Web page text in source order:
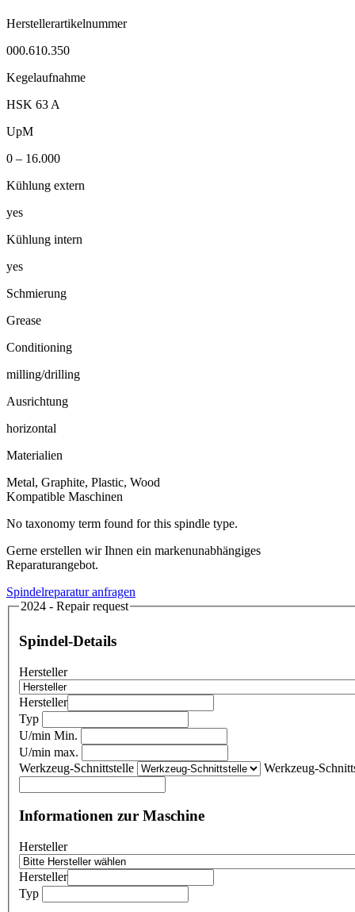
Herstellerartikelnummer
000.610.350
Kegelaufnahme
HSK 63 A
UpM
0 – 16.000
Kühlung extern
yes
Kühlung intern
yes
Schmierung
Grease
Conditioning
milling/drilling
Ausrichtung
horizontal
Materialien
Metal, Graphite, Plastic, Wood
Kompatible Maschinen
No taxonomy term found for this spindle type.
Gerne erstellen wir Ihnen ein markenunabhängiges
Reparaturangebot.
Spindelreparatur anfragen
2024 - Repair request
Spindel-Details
Hersteller
Hersteller
Typ
U/min Min.
U/min max.
Werkzeug-Schnittstelle
Werkzeug-
Informationen zur Maschine
Hersteller
Hersteller
Typ